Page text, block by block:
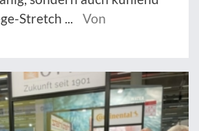
Stretch ...
Von